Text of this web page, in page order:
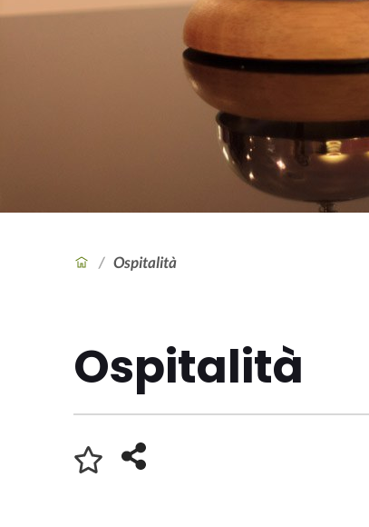
/ Ospitalità
Ospitalità